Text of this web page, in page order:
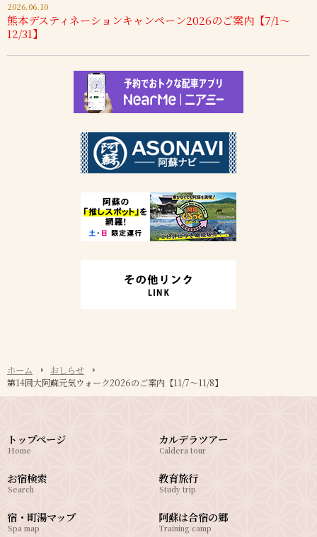
2026.06.10
熊本デスティネーションキャンペーン2026のご案内【7/1～
12/31】
ホーム
おしらせ
第14回大阿蘇元気ウォーク2026のご案内【11/7～11/8】
トップページ
Home
お宿検索
Search
宿・町湯マップ
Spa map
カルデラツアー
Caldera tour
教育旅行
Study trip
阿蘇は合宿の郷
Training camp